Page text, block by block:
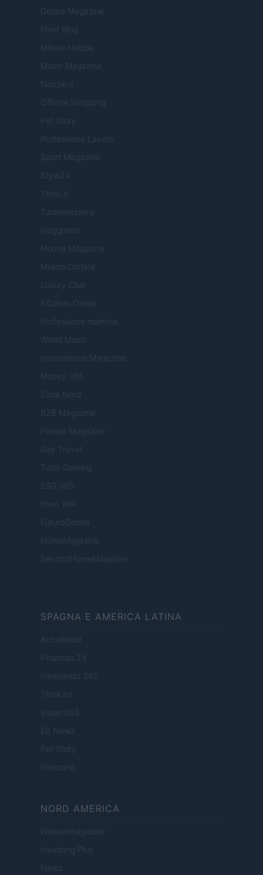
Donne Magazine
Food Blog
Milano Notizie
Motor Magazine
Notizie.it
Offerte Shopping
Pet Story
Professione Lavoro
Sport Magazine
Style24
Think.it
Tuobenessere
Viaggiamo
Nonne Magazine
Milano Cortina
Luxury Club
Il Calcio Online
Professione mamma
World Music
Investimenti Magazine
Money 365
Zona Nerd
B2B Magazine
People Magazine
Day Travel
Tutto Gaming
ESG 365
Food Wiki
FuturoDonna
HomeMagazine
SecondHomeMagazine
SPAGNA E AMERICA LATINA
Actualidad
Finanzas 24
Investindo 365
Think.es
Viajar 365
ES Newz
Pet Story
Encocina
NORD AMERICA
Womanmagazine
Investing Plus
Newz